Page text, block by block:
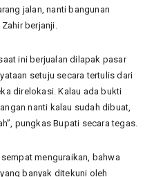
jalan, nanti bangunan
berjanji.
ini berjualan dilapak pasar
setuju secara tertulis dari
direlokasi. Kalau ada bukti
nanti kalau sudah dibuat,
pungkas Bupati secara tegas.
menguraikan, bahwa
banyak ditekuni oleh